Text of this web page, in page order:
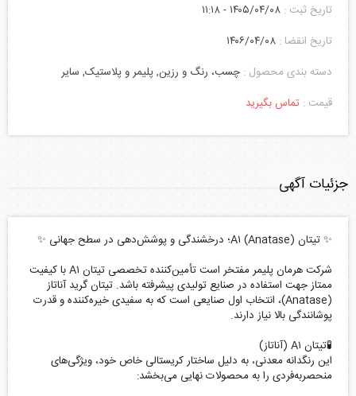
تاریخ ثبت : ۱۴۰۵/۰۴/۰۸ - ۱۱:۱۸
تاریخ انقضا : ۱۴۰۶/۰۴/۰۸
دسته بندی محصول : چسب، رنگ و رزین, پلیمر و پلاستیک, سایر
قیمت : تماس بگیرید
جزئیات آگهی
✨ تیتان A۱ (Anatase)؛ درخشندگی و پوشش‌دهی در سطح جهانی ✨
شرکت هرمان پلیمر مفتخر است تأمین‌کننده تخصصی تیتان A۱ با کیفیت
ممتاز جهت استفاده در صنایع تولیدی پیشرفته باشد. تیتان گرید آناتاز
(Anatase)، انتخاب اول صنایعی است که به سفیدی خیره‌کننده و قدرت
پوشانندگی بالا نیاز دارند.
🧪تیتان A۱ (آناتاز)
این رنگدانه معدنی، به دلیل ساختار کریستالی خاص خود، ویژگی‌های
منحصربه‌فردی را به محصولات نهایی می‌بخشد: